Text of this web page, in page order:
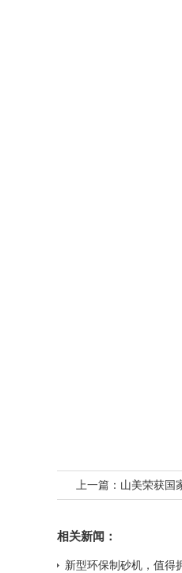
上一篇： 山美荣获国
相关新闻：
新型环保制砂机，值得